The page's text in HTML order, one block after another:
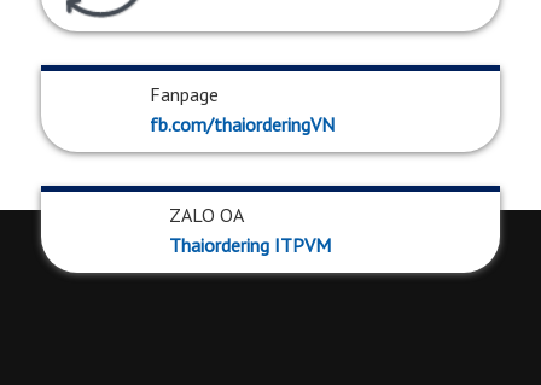
Fanpage
fb.com/thaiorderingVN
ZALO OA
Thaiordering ITPVM